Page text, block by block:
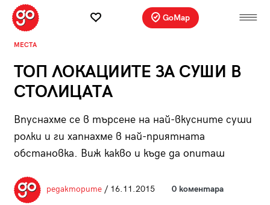
GoMap
МЕСТА
ТОП ЛОКАЦИИТЕ ЗА СУШИ В
СТОЛИЦАТА
Впуснахме се в търсене на най-вкусните суши
ролки и ги хапнахме в най-приятната
обстановка. Виж какво и къде да опиташ
редакторите/ 16.11.2015 0 коментара